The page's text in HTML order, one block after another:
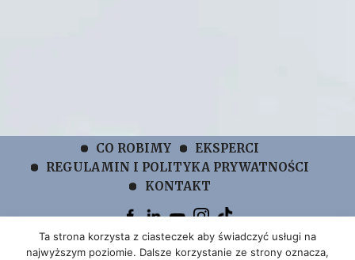
CO ROBIMY
EKSPERCI
REGULAMIN I POLITYKA PRYWATNOŚCI
KONTAKT
Ta strona korzysta z ciasteczek aby świadczyć usługi na
najwyższym poziomie. Dalsze korzystanie ze strony oznacza,